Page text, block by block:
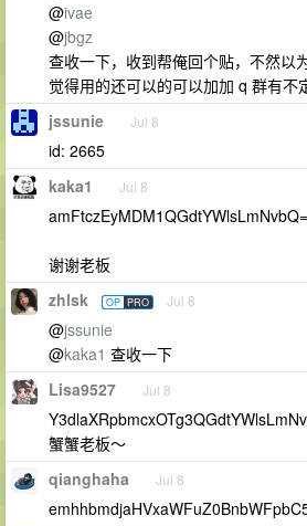
@ivae
@jbgz
查收一下，收到帮俺回个贴，不然以
觉得用的还可以的可以加加 q 群有不
jssunie Jul 8
id: 2665
kaka1 Jul 8
谢谢老板
zhlsk OP PRO Jul 8
@jssunie
@kaka1 查收一下
Lisa9527 Jul 8
蟹蟹老板～
qianghaha Jul 8